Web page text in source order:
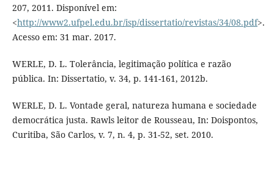
207, 2011. Disponível em:
<http://www2.ufpel.edu.br/isp/dissertatio/revistas/34/08.pdf>.
Acesso em: 31 mar. 2017.
WERLE, D. L. Tolerância, legitimação política e razão
pública. In: Dissertatio, v. 34, p. 141-161, 2012b.
WERLE, D. L. Vontade geral, natureza humana e sociedade
democrática justa. Rawls leitor de Rousseau, In: Doispontos,
Curitiba, São Carlos, v. 7, n. 4, p. 31-52, set. 2010.